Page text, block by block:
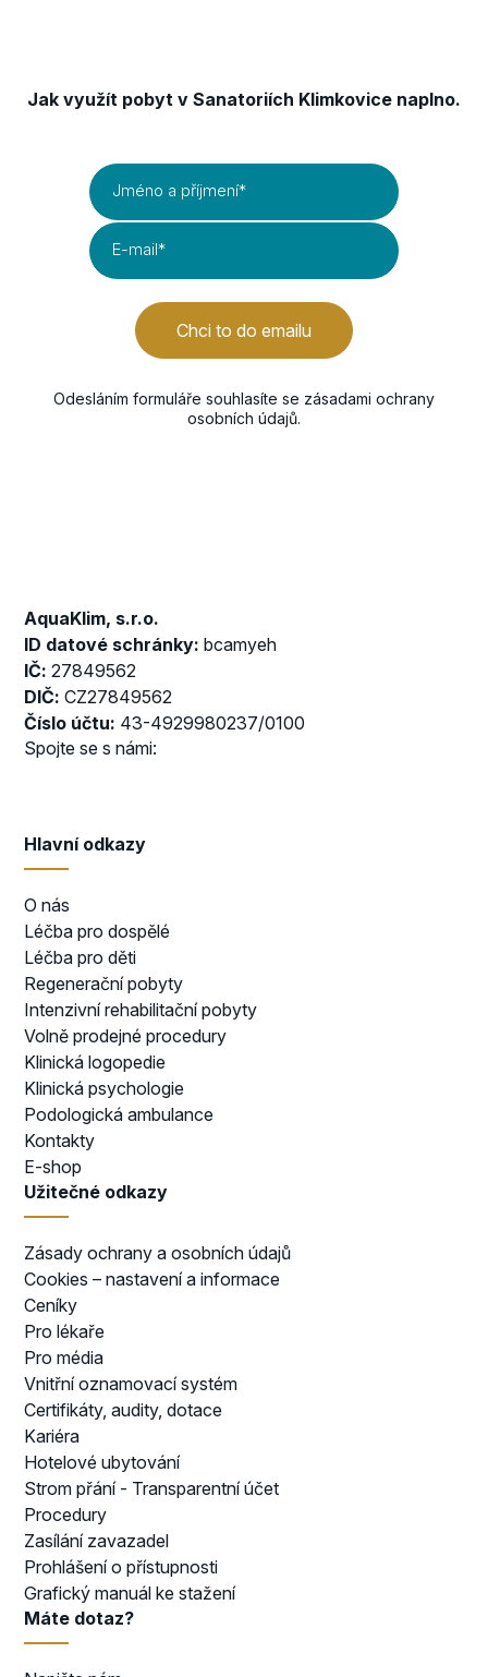
Jak využít pobyt v Sanatoriích Klimkovice naplno.
Jméno a příjmení*
E-mail*
Chci to do emailu
Odesláním formuláře souhlasíte se zásadami ochrany
osobních údajů.
AquaKlim, s.r.o.
ID datové schránky: bcamyeh
IČ: 27849562
DIČ: CZ27849562
Číslo účtu: 43-4929980237/0100
Spojte se s námi:
Hlavní odkazy
O nás
Léčba pro dospělé
Léčba pro děti
Regenerační pobyty
Intenzivní rehabilitační pobyty
Volně prodejné procedury
Klinická logopedie
Klinická psychologie
Podologická ambulance
Kontakty
E-shop
Užitečné odkazy
Zásady ochrany a osobních údajů
Cookies – nastavení a informace
Ceníky
Pro lékaře
Pro média
Vnitřní oznamovací systém
Certifikáty, audity, dotace
Kariéra
Hotelové ubytování
Strom přání - Transparentní účet
Procedury
Zasílání zavazadel
Prohlášení o přístupnosti
Grafický manuál ke stažení
Máte dotaz?